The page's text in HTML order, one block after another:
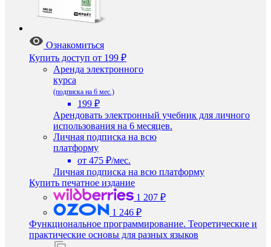
Ознакомиться
Купить доступ от 199 ₽
Аренда электронного
курса
(подписка на 6 мес.)
199 ₽
Арендовать электронный учебник для личного
использования на 6 месяцев.
Личная подписка на всю
платформу
от 475 ₽/мес.
Личная подписка на всю платформу
Купить печатное издание
1 207 ₽
1 246 ₽
Функциональное программирование. Теоретические и
практические основы для разных языков